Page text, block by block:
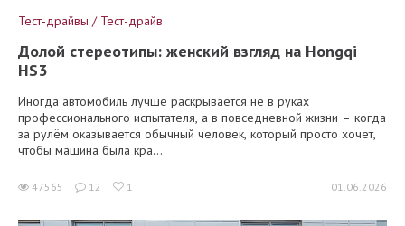
Тест-драйвы / Тест-драйв
Долой стереотипы: женский взгляд на Hongqi
HS3
Иногда автомобиль лучше раскрывается не в руках
профессионального испытателя, а в повседневной жизни – когда
за рулём оказывается обычный человек, который просто хочет,
чтобы машина была кра...
47565 12 1 01.06.2026